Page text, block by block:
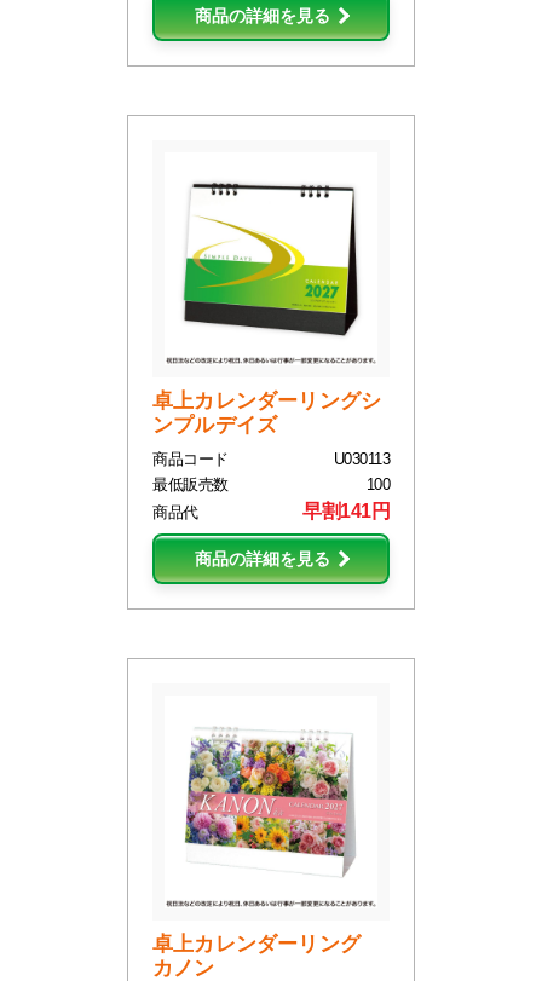
商品の詳細を見る
卓上カレンダーリングシ
ンプルデイズ
商品コード
U030113
最低販売数
100
商品代
早割141円
商品の詳細を見る
卓上カレンダーリング
カノン